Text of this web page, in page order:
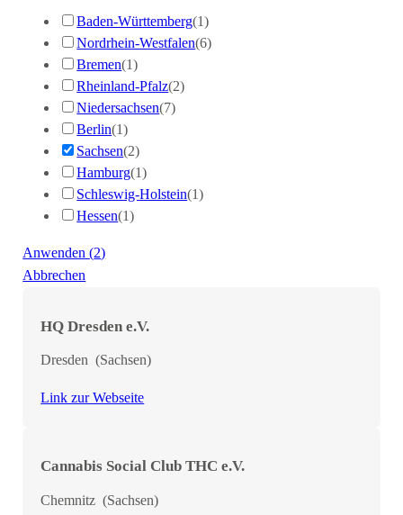
Baden-Württemberg(1)
Nordrhein-Westfalen(6)
Bremen(1)
Rheinland-Pfalz(2)
Niedersachsen(7)
Berlin(1)
Sachsen(2)
Hamburg(1)
Schleswig-Holstein(1)
Hessen(1)
Anwenden(2)
Abbrechen
HQ Dresden e.V.
Dresden(Sachsen)
Link zur Webseite
Cannabis Social Club THC e.V.
Chemnitz(Sachsen)